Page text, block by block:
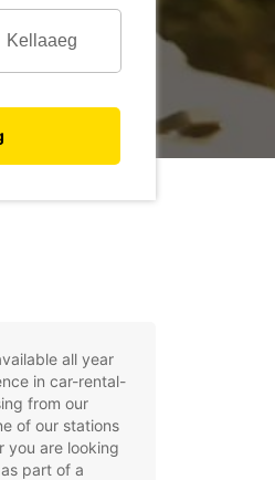
all year
in car-rental-
from our
of our stations
you are looking
part of a